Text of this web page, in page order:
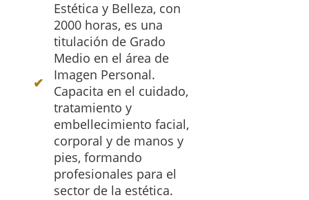
Estética y Belleza, con
2000 horas, es una
titulación de Grado
Medio en el área de
Imagen Personal.
Capacita en el cuidado,
tratamiento y
embellecimiento facial,
corporal y de manos y
pies, formando
profesionales para el
sector de la estética.